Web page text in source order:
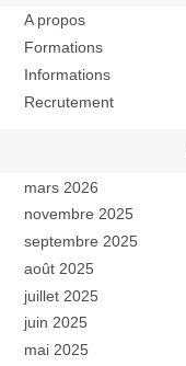
A propos
Formations
Informations
Recrutement
mars 2026
novembre 2025
septembre 2025
août 2025
juillet 2025
juin 2025
mai 2025